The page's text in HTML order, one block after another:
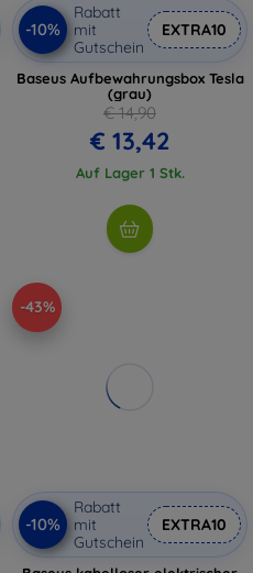
-10%
Rabatt
mit
Gutschein
EXTRA10
Baseus Aufbewahrungsbox Tesla
(grau)
€ 14,90
€ 13,42
Auf Lager 1 Stk.
-43%
-10%
Rabatt
mit
Gutschein
EXTRA10